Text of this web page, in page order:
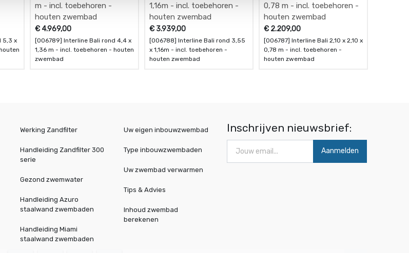
5,3 x
m - incl. toebehoren -
houten zwembad
€ 4.969,00
[006789] Interline Bali rond 4,4 x
1,36 m - incl. toebehoren - houten
zwembad
1,16m - incl. toebehoren -
houten zwembad
€ 3.939,00
[006788] Interline Bali rond 3,55
x 1,16m - incl. toebehoren -
houten zwembad
0,78 m - incl. toebehoren -
houten zwembad
€ 2.209,00
[006787] Interline Bali 2,10 x 2,10 x
0,78 m - incl. toebehoren -
houten zwembad
Werking Zandfilter
Handleiding Zandfilter 300
serie
Gezond zwemwater
Handleiding Azuro
staalwand zwembaden
Handleiding Miami
staalwand zwembaden
Uw eigen inbouwzwembad
Type inbouwzwembaden
Uw zwembad verwarmen
Tips & Advies
Inhoud zwembad
berekenen
Inschrijven nieuwsbrief:
Aanmelden